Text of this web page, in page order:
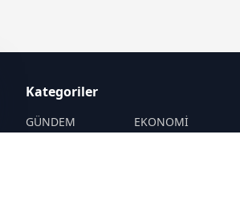
Kategoriler
GÜNDEM
EKONOMİ